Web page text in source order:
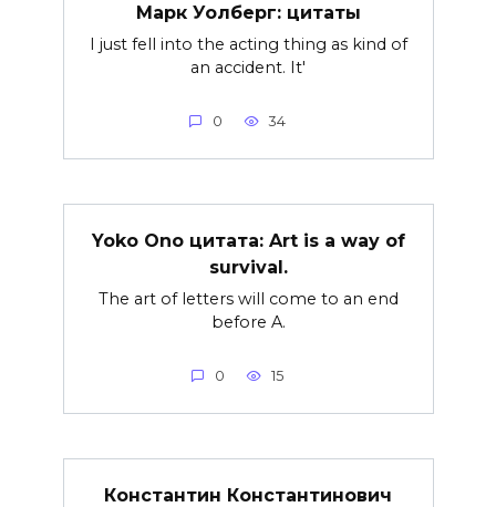
Марк Уолберг: цитаты
I just fell into the acting thing as kind of
an accident. It'
0 34
Yoko Ono цитата: Art is a way of
survival.
The art of letters will come to an end
before A.
0 15
Константин Константинович